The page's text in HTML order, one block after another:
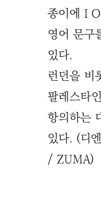
런던을 비
팔레스타
항의하는
있다. (디
/ ZUMA)